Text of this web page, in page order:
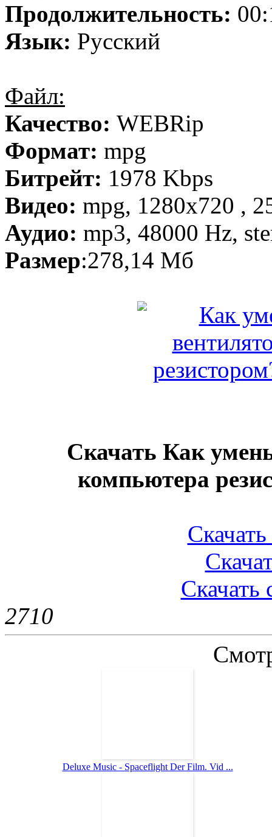
Продолжительность:
Язык: Русский
Файл:
Качество: WEBRip
Формат: mpg
Битрейт: 1978 Kbps
Видео: mpg, 1280х720 ,
Аудио: mp3, 48000 Hz,
Размер:278,14 Мб
Скачать Как
компьютера
Скачать
2710
Deluxe Music - Spaceflight Der Film. Vid ...